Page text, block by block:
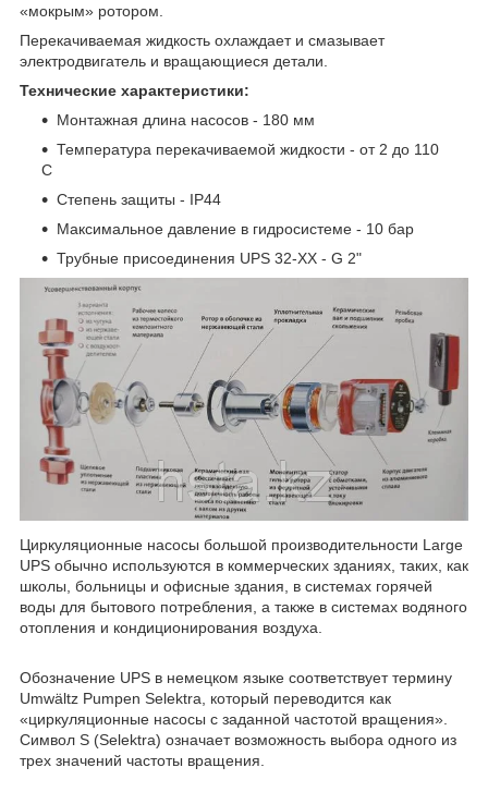
«мокрым» ротором.
Перекачиваемая жидкость охлаждает и смазывает
электродвигатель и вращающиеся детали.
Технические характеристики:
Монтажная длина насосов - 180 мм
Температура перекачиваемой жидкости - от 2 до 110
С
Степень защиты - IP44
Максимальное давление в гидросистеме - 10 бар
Трубные присоединения UPS 32-XX - G 2"
Циркуляционные насосы большой производительности Large
UPS обычно используются в коммерческих зданиях, таких, как
школы, больницы и офисные здания, в системах горячей
воды для бытового потребления, а также в системах водяного
отопления и кондиционирования воздуха.
Обозначение UPS в немецком языке соответствует термину
Umwältz Pumpen Selektra, который переводится как
«циркуляционные насосы с заданной частотой вращения».
Символ S (Selektra) означает возможность выбора одного из
трех значений частоты вращения.